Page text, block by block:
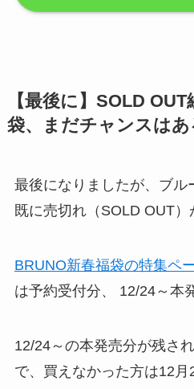
【最後に】SOLD
袋、まだチャンスはあ
最後になりましたが、ブル
既に売切れ（SOLD OUT）
BRUNO新春福袋の特集ペ
は予約受付分、 12/24～本
12/24～の本発売分が残さ
で、買えなかった方は12